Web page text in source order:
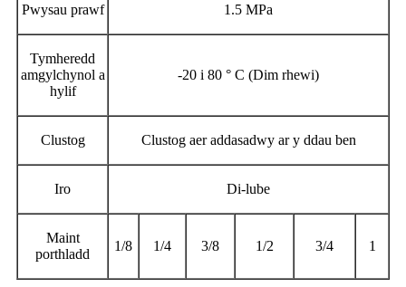
Pwysau prawf 1.5 MPa
Tymheredd
amgylchynol a
hylif
-20 i 80 ° C (Dim rhewi)
Clustog Clustog aer addasadwy ar y ddau ben
Iro Di-lube
Maint
porthladd
1/8 1/4 3/8 1/2 3/4 1